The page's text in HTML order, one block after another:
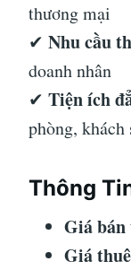
thương mại
✔ Nhu cầu
doanh nhân
✔ Tiện ích
phòng, khách
Thông
Giá
Giá